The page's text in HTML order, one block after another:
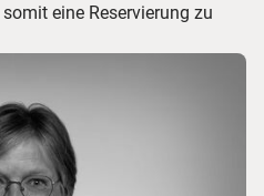
eine Reservierung zu